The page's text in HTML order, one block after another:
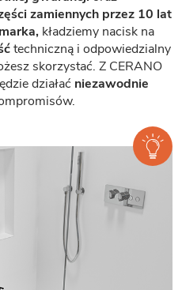
zamiennych przez 10 lat
kładziemy nacisk na
techniczną i odpowiedzialny
skorzystać. Z CERANO
działać niezawodnie